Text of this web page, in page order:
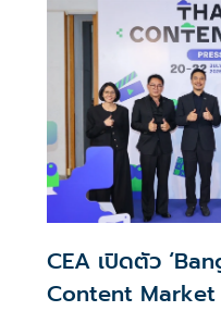
CEA เปิดตัว
Content Market